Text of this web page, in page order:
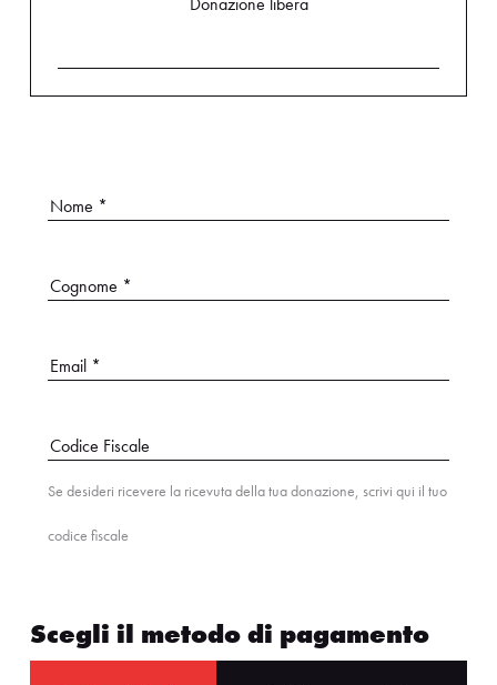
Se desideri ricevere la ricevuta della tua donazione, scrivi qui il tuo
codice fiscale
Scegli il metodo di pagamento